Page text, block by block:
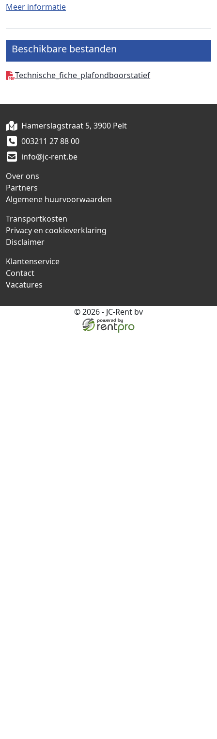
Meer informatie
Beschikbare bestanden
Technische_fiche_plafondboorstatief
Hamerslagstraat 5, 3900 Pelt
003211 27 88 00
info@jc-rent.be
Over ons
Partners
Algemene huurvoorwaarden
Transportkosten
Privacy en cookieverklaring
Disclaimer
Klantenservice
Contact
Vacatures
© 2026 - JC-Rent bv